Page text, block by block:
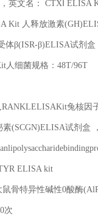
英文名： CTXⅠ ELISA
Kit 人释放激素
体β(ISR-β)ELISA试剂
人细菌规格：48T/96T
兔核
素(SCGN)ELISA试剂盒
ELISA kit
鼠骨特异性碱性0酸酶
次